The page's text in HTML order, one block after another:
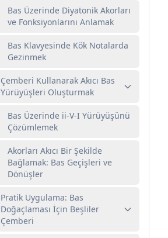
Bas Üzerinde Diyatonik Akorları
ve Fonksiyonlarını Anlamak
Bas Klavyesinde Kök Notalarda
Gezinmek
Çemberi Kullanarak Akıcı Bas
Yürüyüşleri Oluşturmak
Bas Üzerinde ii-V-I Yürüyüşünü
Çözümlemek
Akorları Akıcı Bir Şekilde
Bağlamak: Bas Geçişleri ve
Dönüşler
Pratik Uygulama: Bas
Doğaçlaması İçin Beşliler
Çemberi